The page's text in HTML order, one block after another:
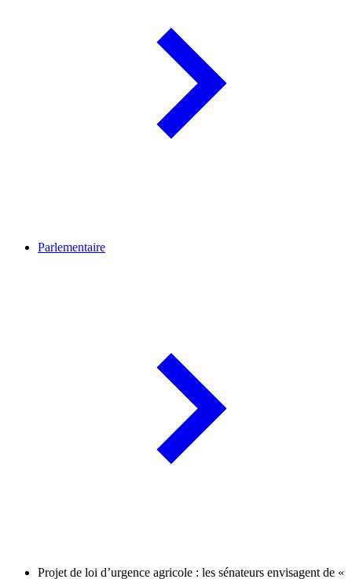
Parlementaire
Projet de loi d’urgence agricole : les sénateurs envisagent de «